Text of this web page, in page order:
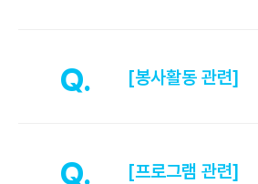
[봉사활동 관련]
[프로그램 관련]